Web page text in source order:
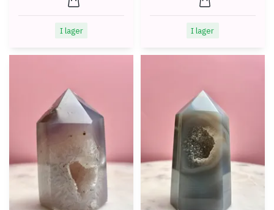
I lager I lager